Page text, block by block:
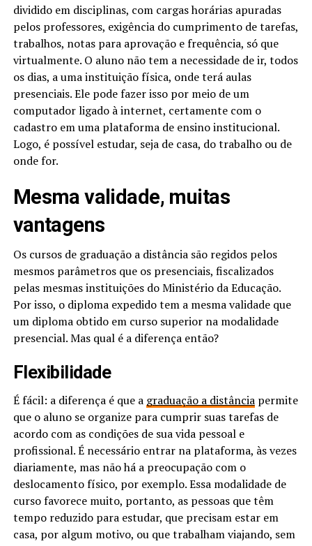
dividido em disciplinas, com cargas horárias apuradas
pelos professores, exigência do cumprimento de tarefas,
trabalhos, notas para aprovação e frequência, só que
virtualmente. O aluno não tem a necessidade de ir, todos
os dias, a uma instituição física, onde terá aulas
presenciais. Ele pode fazer isso por meio de um
computador ligado à internet, certamente com o
cadastro em uma plataforma de ensino institucional.
Logo, é possível estudar, seja de casa, do trabalho ou de
onde for.
Mesma validade, muitas
vantagens
Os cursos de graduação a distância são regidos pelos
mesmos parâmetros que os presenciais, fiscalizados
pelas mesmas instituições do Ministério da Educação.
Por isso, o diploma expedido tem a mesma validade que
um diploma obtido em curso superior na modalidade
presencial. Mas qual é a diferença então?
Flexibilidade
É fácil: a diferença é que a graduação a distânciapermite
que o aluno se organize para cumprir suas tarefas de
acordo com as condições de sua vida pessoal e
profissional. É necessário entrar na plataforma, às vezes
diariamente, mas não há a preocupação com o
deslocamento físico, por exemplo. Essa modalidade de
curso favorece muito, portanto, as pessoas que têm
tempo reduzido para estudar, que precisam estar em
casa, por algum motivo, ou que trabalham viajando, sem